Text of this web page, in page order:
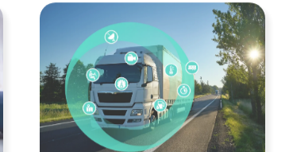
Gestionarea
Telematică a flotei
Exploatați datele flotei dvs. atunci
când călătoriți în Croația și nu numai.